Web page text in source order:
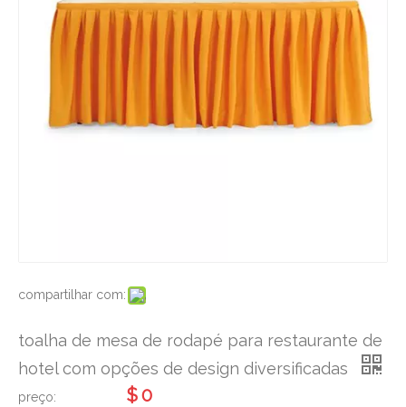
compartilhar com:
toalha de mesa de rodapé para restaurante de
hotel com opções de design diversificadas
preço: $0